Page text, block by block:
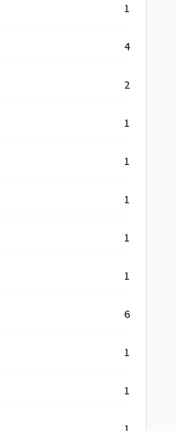
1
4
2
1
1
1
1
1
6
1
1